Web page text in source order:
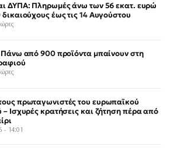
ΔΥΠΑ: Πληρωμές άνω των 56 εκατ. ευρώ
έως τις 14 Αυγούστου
Πάνω από 900 προϊόντα μπαίνουν στη
πρωταγωνιστές του ευρωπαϊκού
– Ισχυρές κρατήσεις και ζήτηση πέρα από
- 14:01